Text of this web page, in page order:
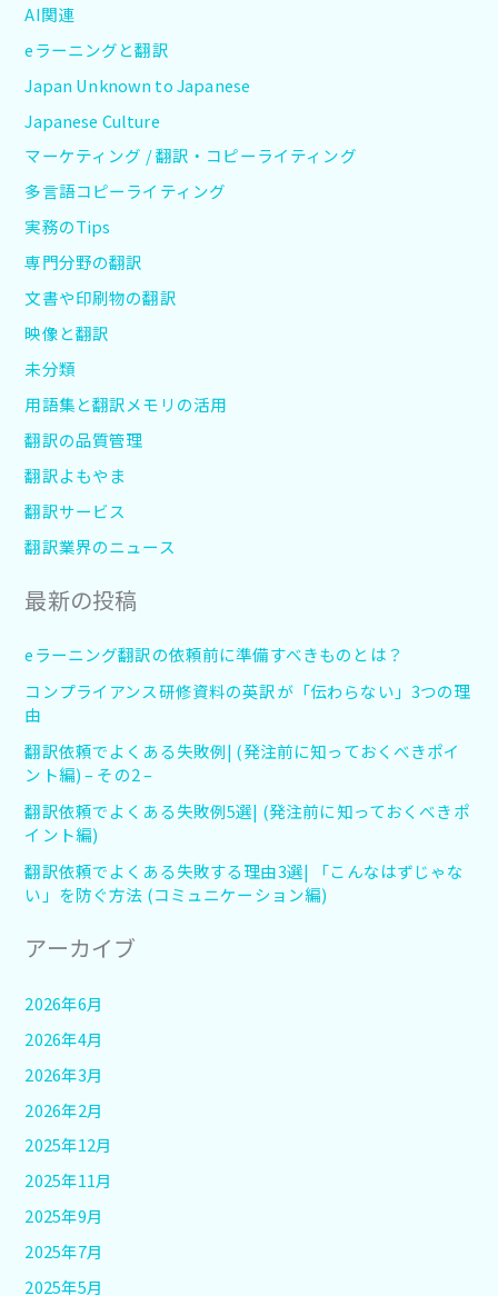
AI関連
eラーニングと翻訳
Japan Unknown to Japanese
Japanese Culture
マーケティング / 翻訳・コピーライティング
多言語コピーライティング
実務のTips
専門分野の翻訳
文書や印刷物の翻訳
映像と翻訳
未分類
用語集と翻訳メモリの活用
翻訳の品質管理
翻訳よもやま
翻訳サービス
翻訳業界のニュース
最新の投稿
eラーニング翻訳の依頼前に準備すべきものとは？
コンプライアンス研修資料の英訳が「伝わらない」3つの理
由
翻訳依頼でよくある失敗例| (発注前に知っておくべきポイ
ント編) – その2 –
翻訳依頼でよくある失敗例5選| (発注前に知っておくべきポ
イント編)
翻訳依頼でよくある失敗する理由3選| 「こんなはずじゃな
い」を防ぐ方法 (コミュニケーション編)
アーカイブ
2026年6月
2026年4月
2026年3月
2026年2月
2025年12月
2025年11月
2025年9月
2025年7月
2025年5月